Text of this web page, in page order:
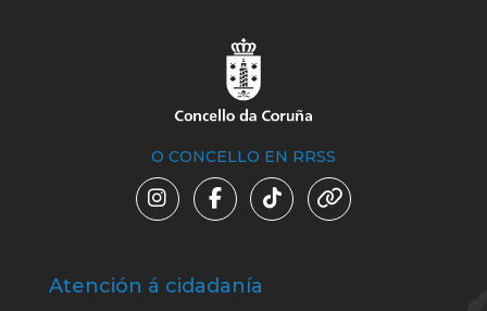
O CONCELLO EN RRSS
Atención á cidadanía